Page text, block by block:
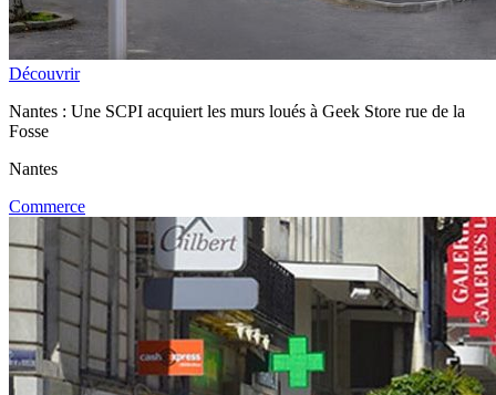
Découvrir
Nantes : Une SCPI acquiert les murs loués à Geek Store rue de la
Fosse
Nantes
Commerce